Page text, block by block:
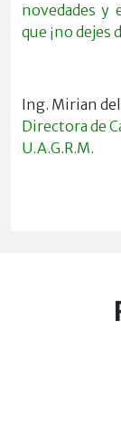
novedades y
que ¡no dejes
Ing. Mirian
Directora de
U.A.G.R.M.